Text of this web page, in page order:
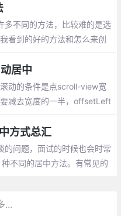
height
多不同的方法，比较难的是选
看到的好的方法和怎么来创
居中
动的条件是点scroll-view宽
减去宽度的一半，offsetLeft
动
方式总汇
的问题，面试的时候也会时常
不同的居中方法。有常见的
...